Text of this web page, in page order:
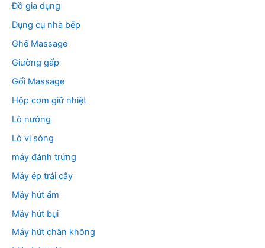
Đồ gia dụng
Dụng cụ nhà bếp
Ghế Massage
Giường gấp
Gối Massage
Hộp cơm giữ nhiệt
Lò nướng
Lò vi sóng
máy đánh trứng
Máy ép trái cây
Máy hút ẩm
Máy hút bụi
Máy hút chân không